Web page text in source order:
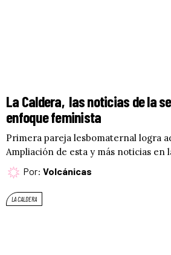
La Caldera, las noticias de la
enfoque feminista
Primera pareja lesbomaternal logra
Ampliación de esta y más noticias en
Por: Volcánicas
LA CALDERA